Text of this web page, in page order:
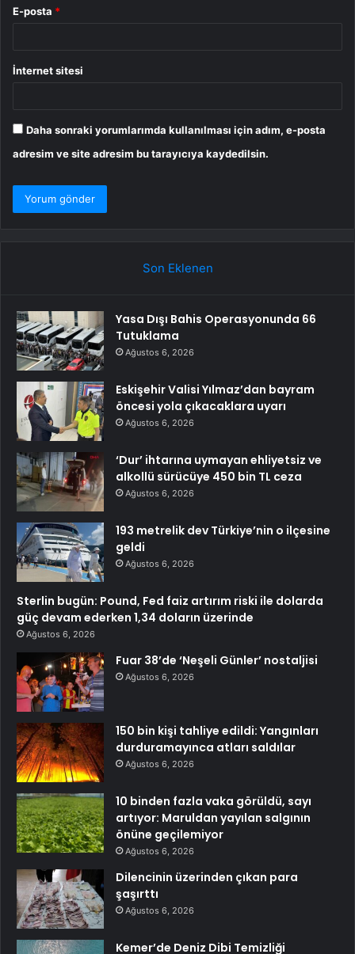
E-posta *
İnternet sitesi
Daha sonraki yorumlarımda kullanılması için adım, e-posta
adresim ve site adresim bu tarayıcıya kaydedilsin.
Son Eklenen
Yasa Dışı Bahis Operasyonunda 66
Tutuklama
Ağustos 6, 2026
Eskişehir Valisi Yılmaz’dan bayram
öncesi yola çıkacaklara uyarı
Ağustos 6, 2026
‘Dur’ ihtarına uymayan ehliyetsiz ve
alkollü sürücüye 450 bin TL ceza
Ağustos 6, 2026
193 metrelik dev Türkiye’nin o ilçesine
geldi
Ağustos 6, 2026
Sterlin bugün: Pound, Fed faiz artırım riski ile dolarda
güç devam ederken 1,34 doların üzerinde
Ağustos 6, 2026
Fuar 38’de ‘Neşeli Günler’ nostaljisi
Ağustos 6, 2026
150 bin kişi tahliye edildi: Yangınları
durduramayınca atları saldılar
Ağustos 6, 2026
10 binden fazla vaka görüldü, sayı
artıyor: Maruldan yayılan salgının
önüne geçilemiyor
Ağustos 6, 2026
Dilencinin üzerinden çıkan para
şaşırttı
Ağustos 6, 2026
Kemer’de Deniz Dibi Temizliği